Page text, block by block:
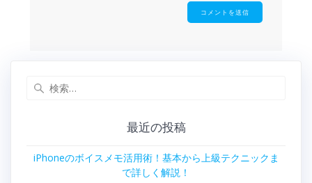
最近の投稿
iPhoneのボイスメモ活用術！基本から上級テクニックま
で詳しく解説！